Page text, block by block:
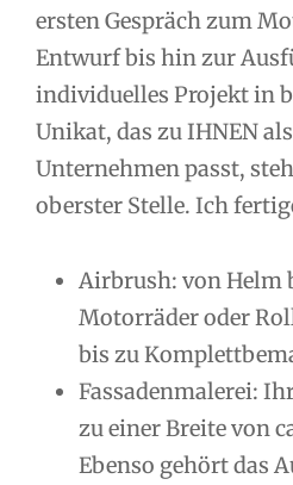
ersten Gespräch zum
Entwurf bis hin zur
individuelles Projekt in
Unikat, das zu IHNEN
Unternehmen passt,
oberster Stelle. Ich
Airbrush: von Helm
Motorräder oder
bis zu
Fassadenmalerei:
zu einer Breite von
Ebenso gehört das